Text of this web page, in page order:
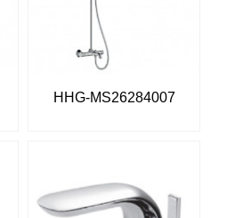
HHG-MS26284007